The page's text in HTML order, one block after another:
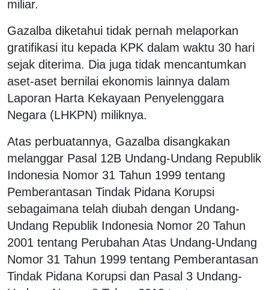
miliar.
Gazalba diketahui tidak pernah melaporkan
gratifikasi itu kepada KPK dalam waktu 30 hari
sejak diterima. Dia juga tidak mencantumkan
aset-aset bernilai ekonomis lainnya dalam
Laporan Harta Kekayaan Penyelenggara
Negara (LHKPN) miliknya.
Atas perbuatannya, Gazalba disangkakan
melanggar Pasal 12B Undang-Undang Republik
Indonesia Nomor 31 Tahun 1999 tentang
Pemberantasan Tindak Pidana Korupsi
sebagaimana telah diubah dengan Undang-
Undang Republik Indonesia Nomor 20 Tahun
2001 tentang Perubahan Atas Undang-Undang
Nomor 31 Tahun 1999 tentang Pemberantasan
Tindak Pidana Korupsi dan Pasal 3 Undang-